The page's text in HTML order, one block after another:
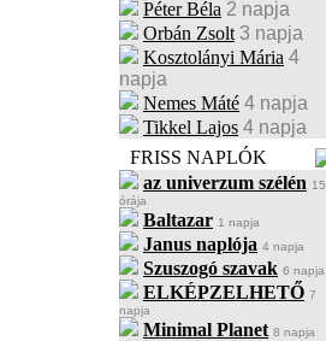
Péter Béla 2 napja
Orbán Zsolt 3 napja
Kosztolányi Mária 4
napja
Nemes Máté 4 napja
Tikkel Lajos 4 napja
FRISS NAPLÓK
az univerzum szélén 15
órája
Baltazar 1 napja
Janus naplója 4 napja
Szuszogó szavak 6 napja
ELKÉPZELHETŐ 7
napja
Minimal Planet 8 napja